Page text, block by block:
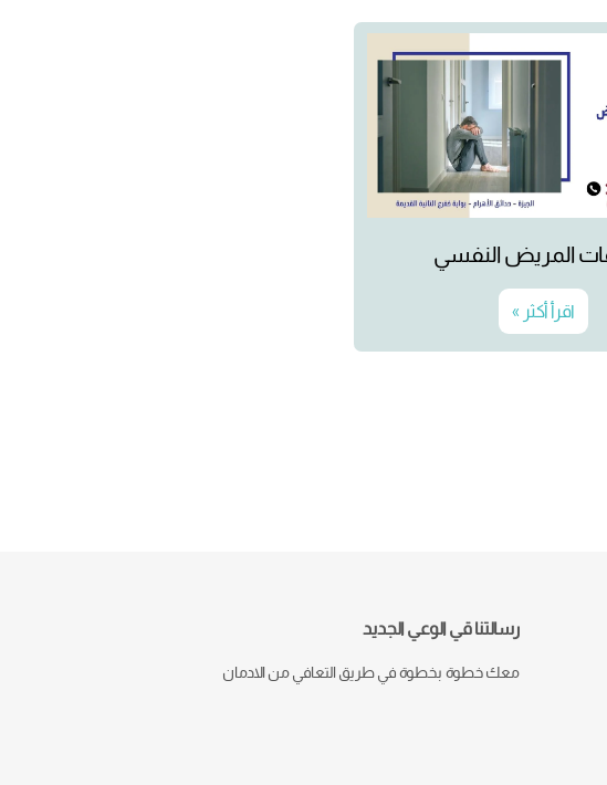
المريض النفسي
اقرأ أكثر »
رسالتنا قي الوعي الجديد
معك خطوة بخطوة في طريق التعافي من الادمان